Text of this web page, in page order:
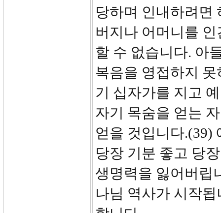
당하며 인내하려면
버지나 어머니를
할 수 없습니다. 아
복음을 영접하지
기 십자가를 지고
자기 목숨을 얻는
얻을 것입니다.(39)
당장 기분 좋고 당
생명력을 잃어버립
나님 역사가 시작